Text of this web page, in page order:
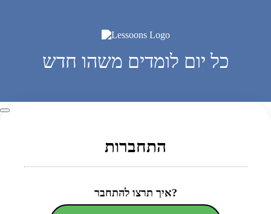
כל יום לומדים משהו חדש
התחברות
איך תרצו להתחבר?